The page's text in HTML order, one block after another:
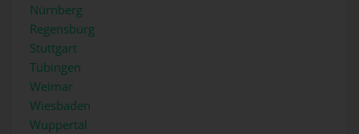
Nürnberg
Regensburg
Stuttgart
Tübingen
Weimar
Wiesbaden
Wuppertal